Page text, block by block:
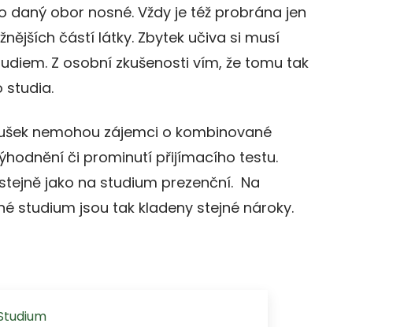
daný obor nosné. Vždy je též probrána jen
částí látky. Zbytek učiva si musí
Z osobní zkušenosti vím, že tomu tak
studia.
nemohou zájemci o kombinované
či prominutí přijímacího testu.
jako na studium prezenční. Na
studium jsou tak kladeny stejné nároky.